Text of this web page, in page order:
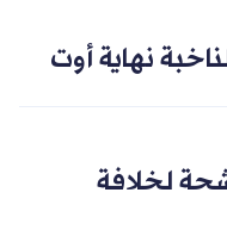
نهاية أوت
لخلافة